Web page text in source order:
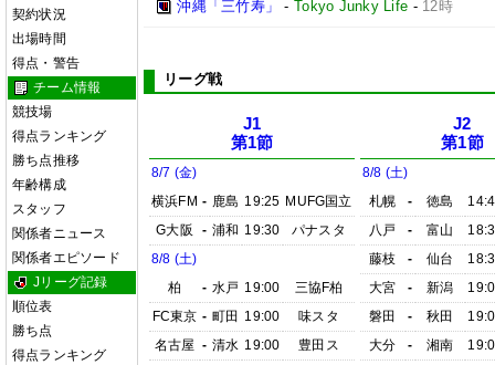
契約状況
出場時間
得点・警告
チーム情報
競技場
得点ランキング
勝ち点推移
年齢構成
スタッフ
関係者ニュース
関係者エピソード
Jリーグ記録
順位表
勝ち点
得点ランキング
沖縄「三竹寿」 - Tokyo Junky Life - 12時
リーグ戦
J1
第1節
8/7 (金)
横浜FM - 鹿島 19:25 MUFG国立
G大阪
- 浦和 19:30
パナスタ
8/8 (土)
柏
- 水戸 19:00
三協F柏
FC東京 - 町田 19:00
味スタ
名古屋 - 清水 19:00
豊田ス
J2
第1節
8/8 (土)
札幌
- 徳島
八戸
- 富山
藤枝
- 仙台
大宮
- 新潟
磐田
- 秋田
大分
- 湘南